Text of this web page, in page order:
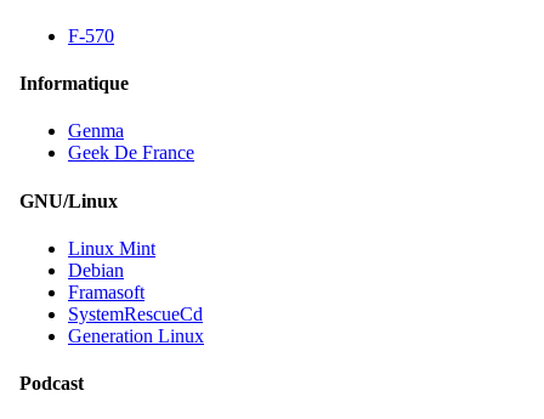
F-570
Informatique
Genma
Geek De France
GNU/Linux
Linux Mint
Debian
Framasoft
SystemRescueCd
Generation Linux
Podcast